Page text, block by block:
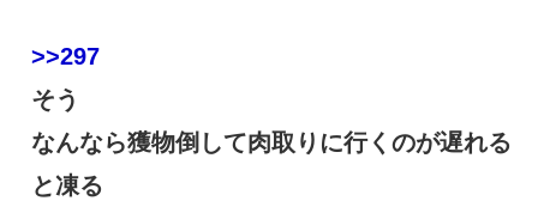
>>297
そう
なんなら獲物倒して肉取りに行くのが遅れる
と凍る